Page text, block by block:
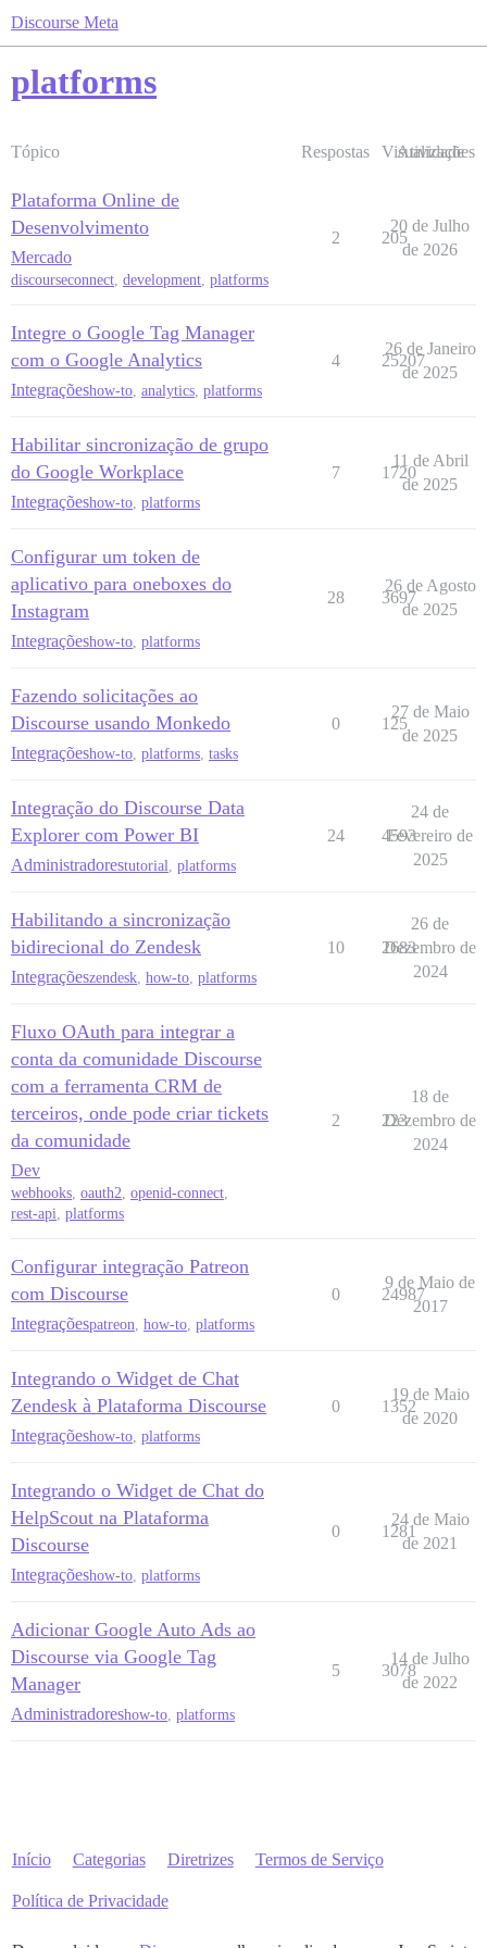
Discourse Meta
platforms
Tópico Respostas Visualizações
Atividade
Plataforma Online de
Desenvolvimento
Mercado
discourseconnect, development, platforms
2 205
20 de Julho
de 2026
Integre o Google Tag Manager
com o Google Analytics
Integraçõeshow-to analytics platforms
4 25207
26 de Janeiro
de 2025
Habilitar sincronização de grupo
do Google Workplace
Integraçõeshow-to platforms
7 1720
11 de Abril
de 2025
Configurar um token de
aplicativo para oneboxes do
Instagram
Integraçõeshow-to platforms
28 3697
26 de Agosto
de 2025
Fazendo solicitações ao
Discourse usando Monkedo
Integraçõeshow-to platforms tasks
0 125
27 de Maio
de 2025
Integração do Discourse Data
Explorer com Power BI
Administradorestutorial platforms
24 4593
24 de
Fevereiro de
2025
Habilitando a sincronização
bidirecional do Zendesk
Integraçõeszendesk how-to platforms
10 2683
26 de
Dezembro de
2024
Fluxo OAuth para integrar a
conta da comunidade Discourse
com a ferramenta CRM de
terceiros, onde pode criar tickets
da comunidade
Dev
webhooks, oauth2, openid-connect,
rest-api, platforms
2 223
18 de
Dezembro de
2024
Configurar integração Patreon
com Discourse
Integraçõespatreon how-to platforms
0 24987
9 de Maio de
2017
Integrando o Widget de Chat
Zendesk à Plataforma Discourse
Integraçõeshow-to platforms
0 1352
19 de Maio
de 2020
Integrando o Widget de Chat do
HelpScout na Plataforma
Discourse
Integraçõeshow-to platforms
0 1281
24 de Maio
de 2021
Adicionar Google Auto Ads ao
Discourse via Google Tag
Manager
Administradoreshow-to platforms
5 3078
14 de Julho
de 2022
Início Categorias Diretrizes Termos de Serviço
Política de Privacidade